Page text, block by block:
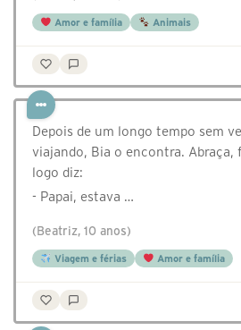
Amor e família Animais
Depois de um longo tempo sem
viajando, Bia o encontra. Abraça,
logo diz:
- Papai, estava …
(Beatriz, 10 anos)
Viagem e férias Amor e família